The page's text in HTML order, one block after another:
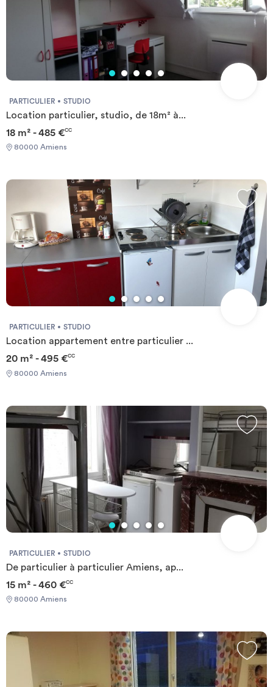
PARTICULIER STUDIO
Location particulier, studio, de 18m² à...
18 m² - 485 €CC
80000 Amiens
PARTICULIER STUDIO
Location appartement entre particulier ...
20 m² - 495 €CC
80000 Amiens
PARTICULIER STUDIO
De particulier à particulier Amiens, ap...
15 m² - 460 €CC
80000 Amiens